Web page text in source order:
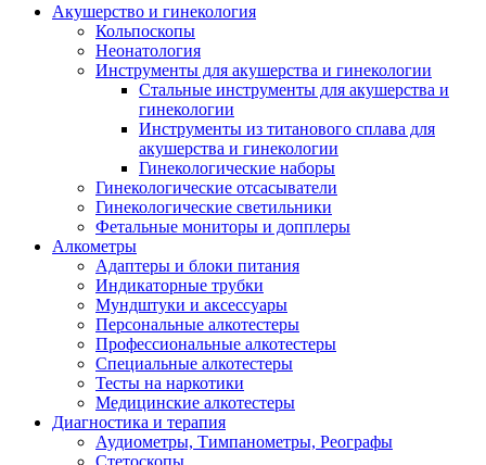
Акушерство и гинекология
Кольпоскопы
Неонатология
Инструменты для акушерства и гинекологии
Стальные инструменты для акушерства и
гинекологии
Инструменты из титанового сплава для
акушерства и гинекологии
Гинекологические наборы
Гинекологические отсасыватели
Гинекологические светильники
Фетальные мониторы и допплеры
Алкометры
Адаптеры и блоки питания
Индикаторные трубки
Мундштуки и аксессуары
Персональные алкотестеры
Профессиональные алкотестеры
Специальные алкотестеры
Тесты на наркотики
Медицинские алкотестеры
Диагностика и терапия
Аудиометры, Тимпанометры, Реографы
Стетоскопы